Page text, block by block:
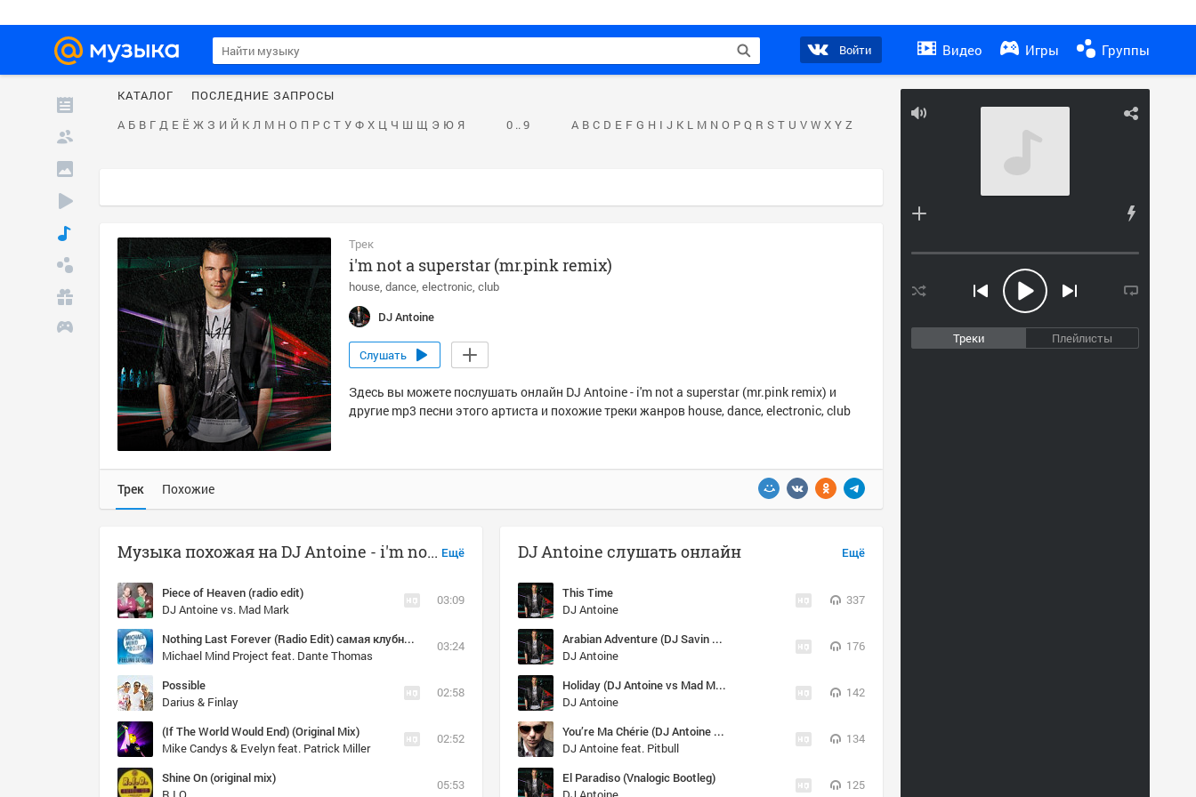
Войти Видео Игры Группы
Треки Плейлисты
КАТАЛОГ
ПОСЛЕДНИЕ ЗАПРОСЫ
А Б В Г Д Е Ё Ж З И Й К Л М Н О П Р С Т У Ф Х Ц Ч Ш Щ Э Ю Я 0 .. 9 A B C D E F G H I J K L M N O P Q R S T U V W X Y Z
Трек
i'm not a superstar (mr.pink remix)
house dance electronic club
DJ Antoine
Слушать
Здесь вы можете послушать онлайн DJ Antoine - i'm not a superstar (mr.pink remix) и
другие mp3 песни этого артиста и похожие треки жанров house, dance, electronic, club
Трек Похожие
Ещё
Музыка похожая на DJ Antoine - i'm not a superstar (mr.pink remix)
Piece of Heaven (radio edit)
DJ Antoine vs. Mad Mark
03:09
Nothing Last Forever (Radio Edit) cамая клубная музыка только у нас, заходи к нам http://vk.com/clubmusictlt
Michael Mind Project feat. Dante Thomas
03:24
Possible
Darius & Finlay
02:58
(If The World Would End) (Original Mix)
Mike Candys & Evelyn feat. Patrick Miller
02:52
Shine On (original mix)
05:53
Ещё
DJ Antoine слушать онлайн
This Time
DJ Antoine
337
Arabian Adventure (DJ Savin & DJ Alex Pushkarev Remix) (Radio Version)
DJ Antoine
176
Holiday (DJ Antoine vs Mad Mark 2k15 Radio Edit)
DJ Antoine
142
You’re Ma Chérie (DJ Antoine vs. Mad Mark 2k13 radio edit)
DJ Antoine feat. Pitbull
134
El Paradiso (Vnalogic Bootleg)
125